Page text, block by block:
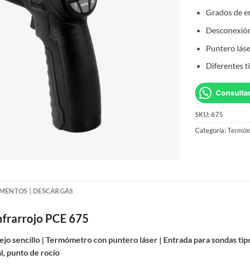
Grados de
Puntero
Diferentes
SKU:675
Categoría:
| DESCARGAS
PCE 675
sencillo | Termómetro con puntero láser | Entrada para sondas
punto de rocío